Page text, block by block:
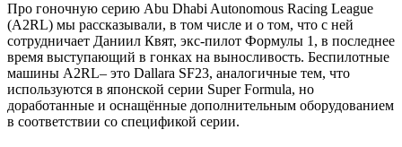
Про гоночную серию Аbu Dhabi Autonomous Racing League
(A2RL) мы рассказывали, в том числе и о том, что с ней
сотрудничает Даниил Квят, экс-пилот Формулы 1, в последнее
время выступающий в гонках на выносливость. Беспилотные
машины A2RL– это Dallara SF23, аналогичные тем, что
используются в японской серии Super Formula, но
доработанные и оснащённые дополнительным оборудованием
в соответствии со спецификой серии.